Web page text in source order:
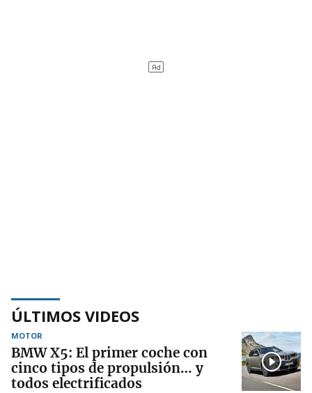
ÚLTIMOS VIDEOS
MOTOR
BMW X5: El primer coche con
cinco tipos de propulsión… y
todos electrificados